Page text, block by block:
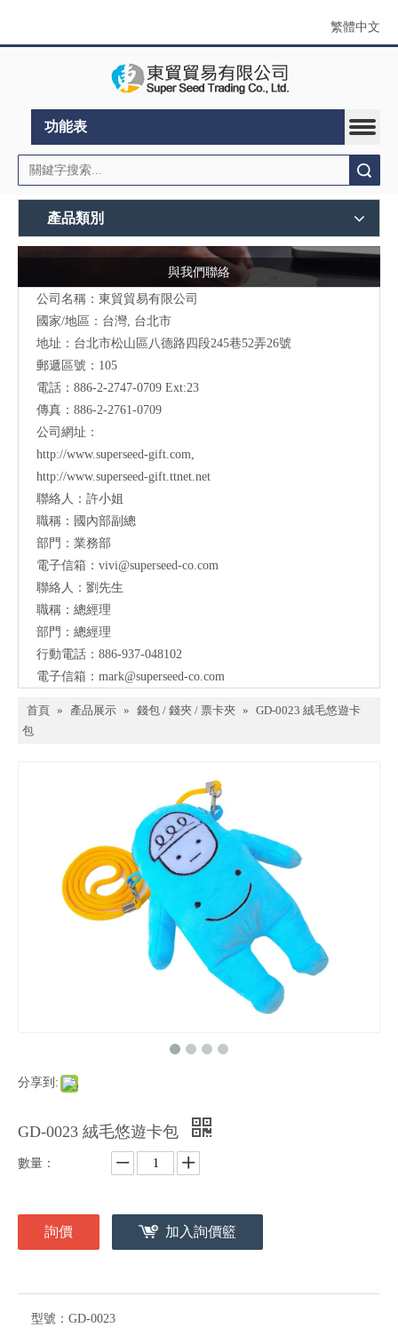
繁體中文
功能表
產品類別
與我們聯絡
公司名稱：東貿貿易有限公司
國家/地區：台灣, 台北市
地址： 台北市松山區八德路四段245巷52弄26號
郵遞區號：105
電話：886-2-2747-0709 Ext:23
傳真：886-2-2761-0709
公司網址：
http://www.superseed-gift.com
http://www.superseed-gift.ttnet.net
聯絡人：許小姐
職稱：國內部副總
部門：業務部
電子信箱： vivi@superseed-co.com
聯絡人：劉先生
職稱：總經理
部門：總經理
行動電話：886-937-048102
電子信箱： mark@superseed-co.com
首頁 » 產品展示 » 錢包 / 錢夾 / 票卡夾 » GD-0023 絨毛悠遊卡
包
分享到:
GD-0023 絨毛悠遊卡包
數量：
詢價 加入詢價籃
型號： GD-0023